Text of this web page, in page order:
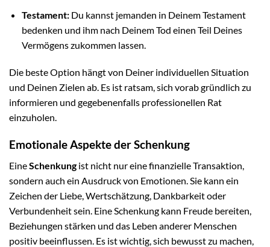
Testament:Du kannst jemanden in Deinem Testament
bedenken und ihm nach Deinem Tod einen Teil Deines
Vermögens zukommen lassen.
Die beste Option hängt von Deiner individuellen Situation
und Deinen Zielen ab. Es ist ratsam, sich vorab gründlich zu
informieren und gegebenenfalls professionellen Rat
einzuholen.
Emotionale Aspekte der Schenkung
EineSchenkungist nicht nur eine finanzielle Transaktion,
sondern auch ein Ausdruck von Emotionen. Sie kann ein
Zeichen der Liebe, Wertschätzung, Dankbarkeit oder
Verbundenheit sein. Eine Schenkung kann Freude bereiten,
Beziehungen stärken und das Leben anderer Menschen
positiv beeinflussen. Es ist wichtig, sich bewusst zu machen,